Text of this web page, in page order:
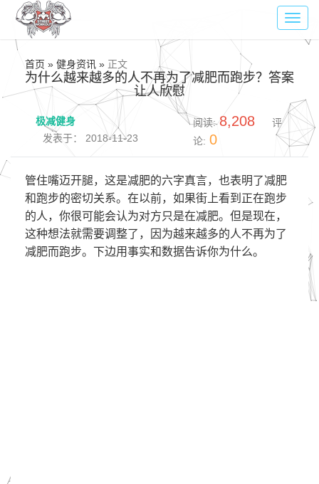
首页 » 健身资讯 » 正文
为什么越来越多的人不再为了减肥而跑步？答案
让人欣慰
极减健身
发表于： 2018-11-23
阅读: 8,208
评
论: 0
管住嘴迈开腿，这是减肥的六字真言，也表明了减肥
和跑步的密切关系。在以前，如果街上看到正在跑步
的人，你很可能会认为对方只是在减肥。但是现在，
这种想法就需要调整了，因为越来越多的人不再为了
减肥而跑步。下边用事实和数据告诉你为什么。